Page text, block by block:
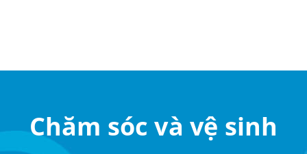
Chăm sóc và vệ sinh